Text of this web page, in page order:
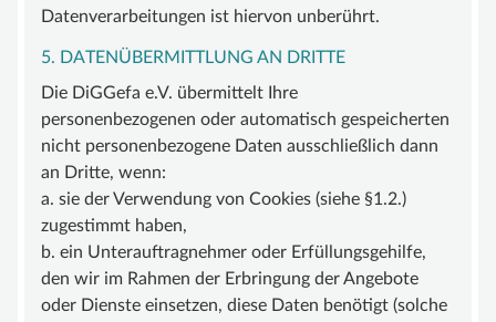
Datenverarbeitungen ist hiervon unberührt.
5. DATENÜBERMITTLUNG AN DRITTE
Die DiGGefa e.V. übermittelt Ihre
personenbezogenen oder automatisch gespeicherten
nicht personenbezogene Daten ausschließlich dann
an Dritte, wenn:
a. sie der Verwendung von Cookies (siehe §1.2.)
zugestimmt haben,
b. ein Unterauftragnehmer oder Erfüllungsgehilfe,
den wir im Rahmen der Erbringung der Angebote
oder Dienste einsetzen, diese Daten benötigt (solche